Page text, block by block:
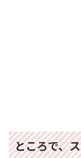
ところで、